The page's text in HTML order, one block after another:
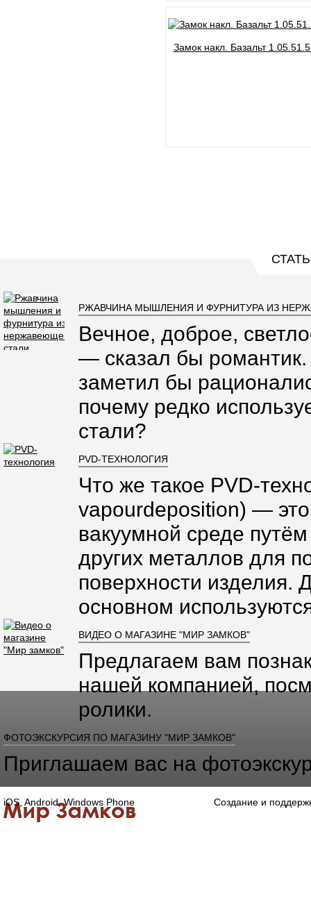
Замок накл. Базальт
РЖАВЧИНА МЫШЛЕНИЯ И ФУРНИТУРА ИЗ
Вечное, доброе,
— сказал бы
заметил бы
почему редко
стали?
PVD-ТЕХНОЛОГИЯ
Что же такое PVD-
vapourdeposition) —
вакуумной среде
других металлов для
поверхности изделия.
основном
ВИДЕО О МАГАЗИНЕ "МИР ЗАМКОВ"
Предлагаем вам
нашей компанией,
ролики.
ФОТОЭКСКУРСИЯ ПО МАГАЗИНУ "МИР ЗАМКОВ"
Приглашаем вас на
Главная
Каталог
iOS, Android, Windows Phone Создание и